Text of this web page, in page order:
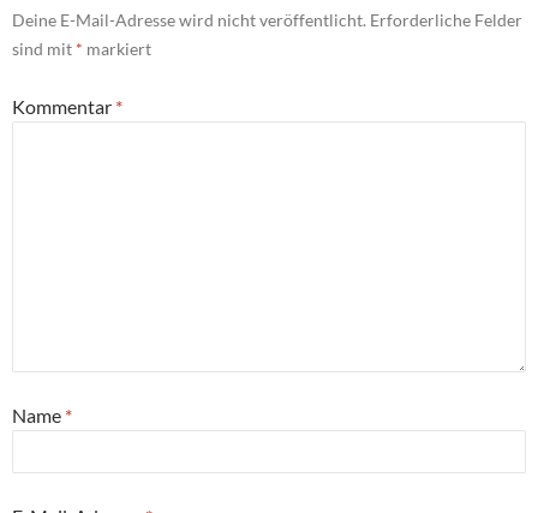
Deine E-Mail-Adresse wird nicht veröffentlicht. Erforderliche Felder
sind mit * markiert
Kommentar *
Name *